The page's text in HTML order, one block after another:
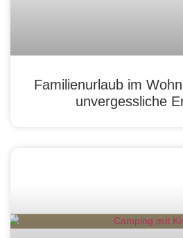
Familienurlaub im
unvergessliche